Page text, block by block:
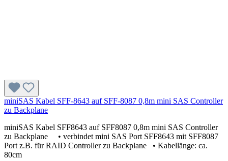
miniSAS Kabel SFF-8643 auf SFF-8087 0,8m mini SAS Controller
zu Backplane
miniSAS Kabel SFF8643 auf SFF8087 0,8m mini SAS Controller
zu Backplane • verbindet mini SAS Port SFF8643 mit SFF8087
Port z.B. für RAID Controller zu Backplane • Kabellänge: ca.
80cm